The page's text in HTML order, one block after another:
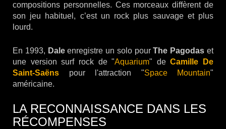
compositions personnelles. Ces morceaux diffèrent de
son jeu habituel, c’est un rock plus sauvage et plus
lourd.
En 1993, Daleenregistre un solo pourThe Pagodas et
une version surf rock de "Aquarium" deCamille De
Saint-Saëns
pour l'attraction "Space Mountain"
américaine.
LA RECONNAISSANCE DANS LES
RÉCOMPENSES